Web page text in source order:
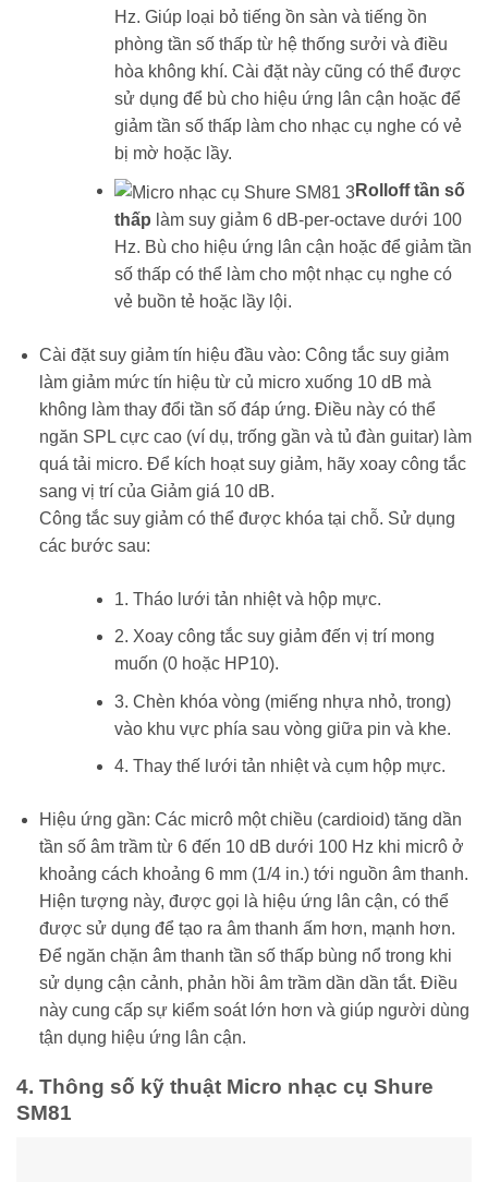
Hz. Giúp loại bỏ tiếng ồn sàn và tiếng ồn
phòng tần số thấp từ hệ thống sưởi và điều
hòa không khí. Cài đặt này cũng có thể được
sử dụng để bù cho hiệu ứng lân cận hoặc để
giảm tần số thấp làm cho nhạc cụ nghe có vẻ
bị mờ hoặc lầy.
Rolloff tần số
thấp làm suy giảm 6 dB-per-octave dưới 100
Hz. Bù cho hiệu ứng lân cận hoặc để giảm tần
số thấp có thể làm cho một nhạc cụ nghe có
vẻ buồn tẻ hoặc lầy lội.
Cài đặt suy giảm tín hiệu đầu vào: Công tắc suy giảm
làm giảm mức tín hiệu từ củ micro xuống 10 dB mà
không làm thay đổi tần số đáp ứng. Điều này có thể
ngăn SPL cực cao (ví dụ, trống gần và tủ đàn guitar) làm
quá tải micro. Để kích hoạt suy giảm, hãy xoay công tắc
sang vị trí của Giảm giá 10 dB.
Công tắc suy giảm có thể được khóa tại chỗ. Sử dụng
các bước sau:
1. Tháo lưới tản nhiệt và hộp mực.
2. Xoay công tắc suy giảm đến vị trí mong
muốn (0 hoặc HP10).
3. Chèn khóa vòng (miếng nhựa nhỏ, trong)
vào khu vực phía sau vòng giữa pin và khe.
4. Thay thế lưới tản nhiệt và cụm hộp mực.
Hiệu ứng gần: Các micrô một chiều (cardioid) tăng dần
tần số âm trầm từ 6 đến 10 dB dưới 100 Hz khi micrô ở
khoảng cách khoảng 6 mm (1/4 in.) tới nguồn âm thanh.
Hiện tượng này, được gọi là hiệu ứng lân cận, có thể
được sử dụng để tạo ra âm thanh ấm hơn, mạnh hơn.
Để ngăn chặn âm thanh tần số thấp bùng nổ trong khi
sử dụng cận cảnh, phản hồi âm trầm dần dần tắt. Điều
này cung cấp sự kiểm soát lớn hơn và giúp người dùng
tận dụng hiệu ứng lân cận.
4. Thông số kỹ thuật Micro nhạc cụ Shure
SM81